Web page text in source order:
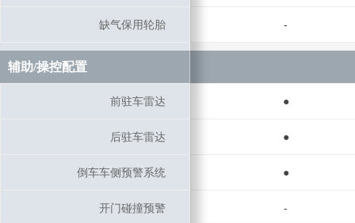
缺气保用轮胎 -
辅助/操控配置
前驻车雷达 ●
后驻车雷达 ●
倒车车侧预警系统 ●
开门碰撞预警 -
缺气保用轮胎
辅助/操控配置
前驻车雷达
后驻车雷达
倒车车侧预警系统
开门碰撞预警